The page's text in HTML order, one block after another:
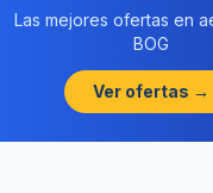
Las mejores ofertas en
BOG
Ver ofertas →